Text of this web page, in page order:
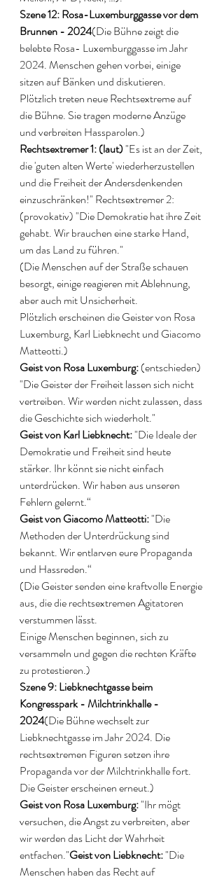
Szene 12: Rosa-Luxemburggasse vor dem
Brunnen - 2024(Die Bühne zeigt die
belebte Rosa- Luxemburggasse im Jahr
2024. Menschen gehen vorbei, einige
sitzen auf Bänken und diskutieren.
Plötzlich treten neue Rechtsextreme auf
die Bühne. Sie tragen moderne Anzüge
und verbreiten Hassparolen.)
Rechtsextremer 1: (laut) "Es ist an der Zeit,
die 'guten alten Werte' wiederherzustellen
und die Freiheit der Andersdenkenden
einzuschränken!" Rechtsextremer 2:
(provokativ) "Die Demokratie hat ihre Zeit
gehabt. Wir brauchen eine starke Hand,
um das Land zu führen."
(Die Menschen auf der Straße schauen
besorgt, einige reagieren mit Ablehnung,
aber auch mit Unsicherheit.
Plötzlich erscheinen die Geister von Rosa
Luxemburg, Karl Liebknecht und Giacomo
Matteotti.)
Geist von Rosa Luxemburg: (entschieden)
"Die Geister der Freiheit lassen sich nicht
vertreiben. Wir werden nicht zulassen, dass
die Geschichte sich wiederholt."
Geist von Karl Liebknecht: "Die Ideale der
Demokratie und Freiheit sind heute
stärker. Ihr könnt sie nicht einfach
unterdrücken. Wir haben aus unseren
Fehlern gelernt.“
Geist von Giacomo Matteotti: "Die
Methoden der Unterdrückung sind
bekannt. Wir entlarven eure Propaganda
und Hassreden.“
(Die Geister senden eine kraftvolle Energie
aus, die die rechtsextremen Agitatoren
verstummen lässt.
Einige Menschen beginnen, sich zu
versammeln und gegen die rechten Kräfte
zu protestieren.)
Szene 9: Liebknechtgasse beim
Kongresspark - Milchtrinkhalle -
2024(Die Bühne wechselt zur
Liebknechtgasse im Jahr 2024. Die
rechtsextremen Figuren setzen ihre
Propaganda vor der Milchtrinkhalle fort.
Die Geister erscheinen erneut.)
Geist von Rosa Luxemburg: "Ihr mögt
versuchen, die Angst zu verbreiten, aber
wir werden das Licht der Wahrheit
entfachen."Geist von Liebknecht: "Die
Menschen haben das Recht auf